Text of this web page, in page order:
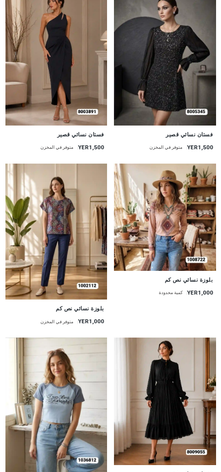
فستان نسائي قصير
YER1,500 متوفر في المخزن
فستان نسائي قصير
YER1,500 متوفر في المخزن
بلوزة نسائي نص كم
YER1,000 كمية محدودة
جديد
بلوزة نسائي نص كم
YER1,000 متوفر في المخزن
جديد